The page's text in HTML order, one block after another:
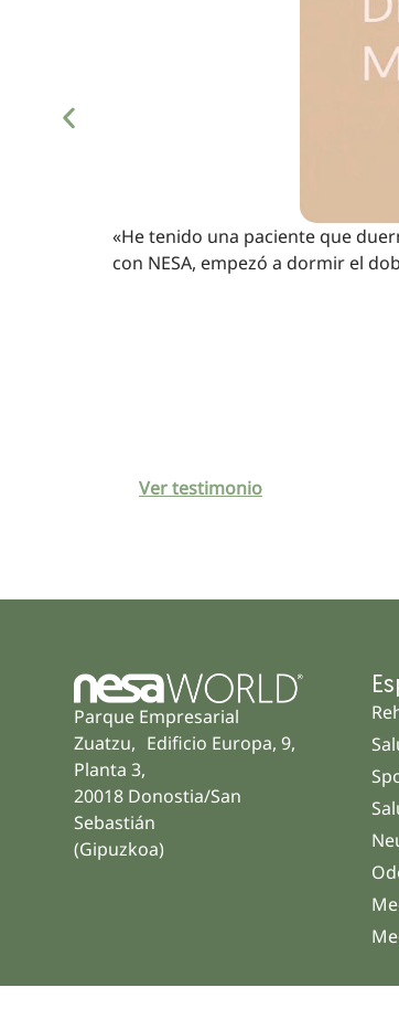
«He tenido una paciente que
con NESA, empezó a dormir el
Ver testimonio
Parque Empresarial
Zuatzu, Edificio Europa, 9,
Planta 3,
20018 Donostia/San
Sebastián
(Gipuzkoa)